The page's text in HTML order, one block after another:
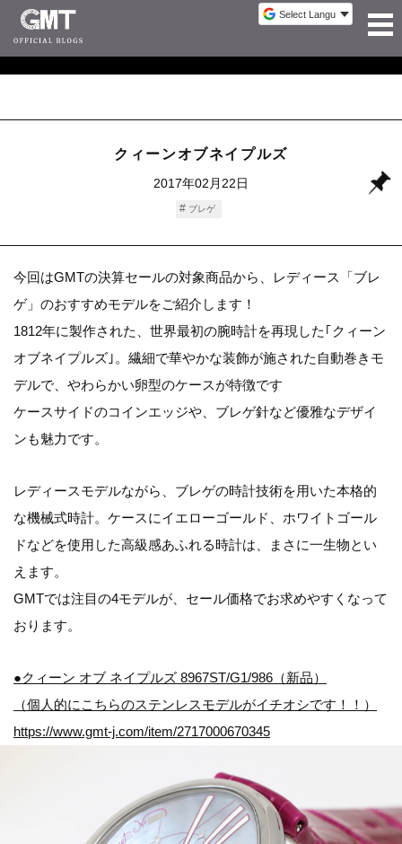
クィーンオブネイプルズ
2017年02月22日
ブレゲ
今回はGMTの決算セールの対象商品から、レディース「ブレ
ゲ」のおすすめモデルをご紹介します！
1812年に製作された、世界最初の腕時計を再現した｢クィーン
オブネイプルズ｣。繊細で華やかな装飾が施された自動巻きモ
デルで、やわらかい卵型のケースが特徴です
ケースサイドのコインエッジや、ブレゲ針など優雅なデザイ
ンも魅力です。
レディースモデルながら、ブレゲの時計技術を用いた本格的
な機械式時計。ケースにイエローゴールド、ホワイトゴール
ドなどを使用した高級感あふれる時計は、まさに一生物とい
えます。
GMTでは注目の4モデルが、セール価格でお求めやすくなって
おります。
●クィーン オブ ネイプルズ 8967ST/G1/986（新品）
（個人的にこちらのステンレスモデルがイチオシです！！）
https://www.gmt-j.com/item/2717000670345